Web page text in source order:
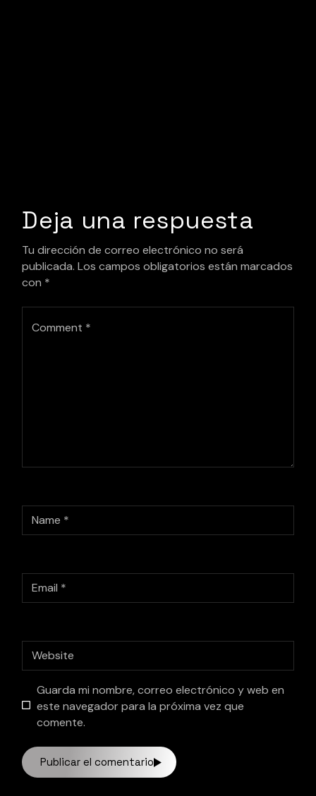
Deja una respuesta
Tu dirección de correo electrónico no será
publicada. Los campos obligatorios están marcados
con *
Guarda mi nombre, correo electrónico y web en
este navegador para la próxima vez que
comente.
Publicar el comentario